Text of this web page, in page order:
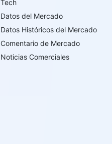
Tech
Datos del Mercado
Datos Históricos del Mercado
Comentario de Mercado
Noticias Comerciales